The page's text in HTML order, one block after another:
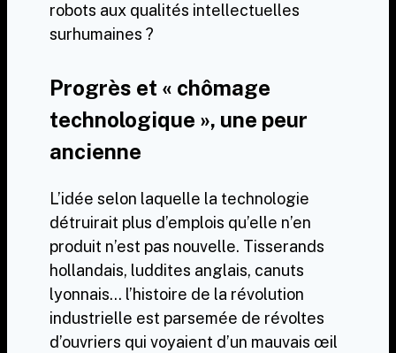
robots aux qualités intellectuelles
surhumaines ?
Progrès et « chômage
technologique », une peur
ancienne
L’idée selon laquelle la technologie
détruirait plus d’emplois qu’elle n’en
produit n’est pas nouvelle. Tisserands
hollandais, luddites anglais, canuts
lyonnais… l’histoire de la révolution
industrielle est parsemée de révoltes
d’ouvriers qui voyaient d’un mauvais œil